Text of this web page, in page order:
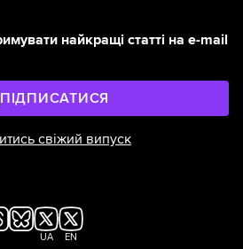
найкращі статті на e-mail
ПІДПИСАТИСЯ
свіжий випуск
UA EN